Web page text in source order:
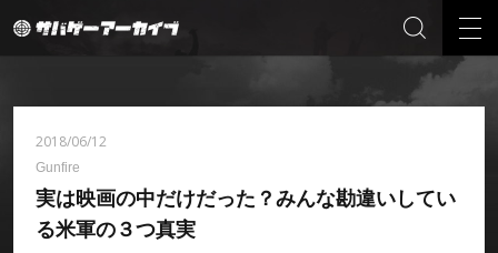
2018/06/12
Gunfire
実は映画の中だけだった？みんな勘違いしてい
る米軍の３つ真実